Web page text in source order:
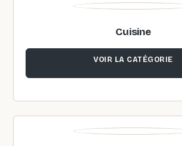
Cuisine
VOIR LA CATÉGORIE